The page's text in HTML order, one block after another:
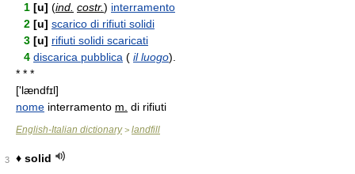
1 [u] (ind. costr.) interramento
2 [u] scarico di rifiuti solidi
3 [u] rifiuti solidi scaricati
4 discarica pubblica ( il luogo).
* * *
['lændfɪl]
nome interramento m. di rifiuti
English-Italian dictionary> landfill
3
♦ solid